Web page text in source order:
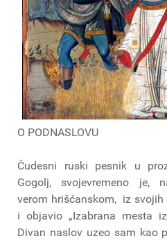
O PODNASLOVU
Čudesni ruski pesnik u
Gogolj, svojevremeno je,
verom hrišćanskom, iz
i objavio „Izabrana mesta
Divan naslov uzeo sam kao